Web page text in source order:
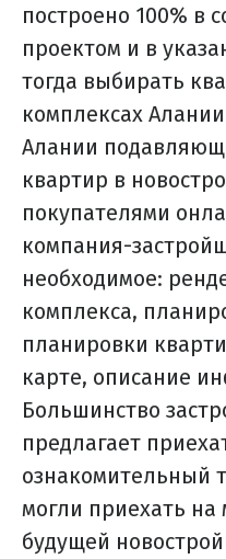
построено 100% в
проектом и в
тогда выбирать
комплексах
Алании
квартир в
покупателями
компания-
необходимое:
комплекса,
планировки
карте, описание
Большинство
предлагает
ознакомительный
могли приехать на
будущей